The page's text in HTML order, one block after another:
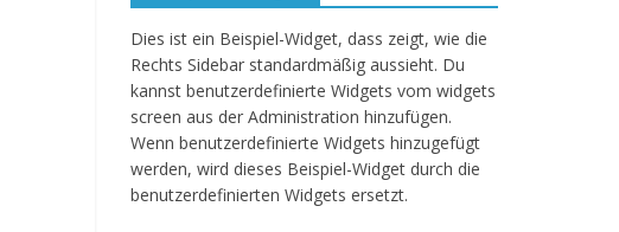
Dies ist ein Beispiel-Widget, dass zeigt, wie die
Rechts Sidebar standardmäßig aussieht. Du
kannst benutzerdefinierte Widgets vom widgets
screen aus der Administration hinzufügen.
Wenn benutzerdefinierte Widgets hinzugefügt
werden, wird dieses Beispiel-Widget durch die
benutzerdefinierten Widgets ersetzt.